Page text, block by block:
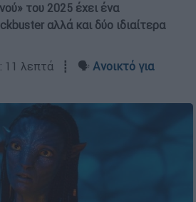
του 2025 έχει ένα
αλλά και δύο ιδιαίτερα
11 λεπτά ┋ 🗣️ Ανοικτό για